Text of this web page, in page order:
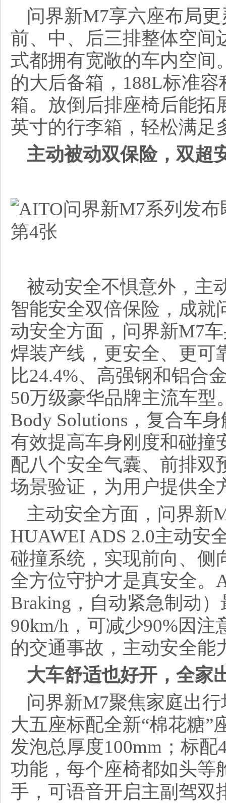
问界新M7享六座布局
前、中、后三排整体空间
式都拥有宽敞的车内空间
的大后备箱，188L标准
箱。放倒后排座椅后能拓
英寸的行李箱，轻松满足
主动被动双保险，双超
被动安全不惧意外，主
智能安全双倍保险，成就
动安全方面，问界新M7
焊装产线，更安全、更可
比24.4%、高强钢和铝合
50万级豪华品牌主流车型
Body Solutions，复合车
有效提高车身刚度和碰撞
配八个安全气囊、前排双
场景验证，为用户提供全
主动安全方面，问界新
HUAWEI ADS 2.0主动安
碰撞系统，实现前向、侧
全方位守护才是真安全。
Braking ，自动紧急制动
90km/h，可减少90%因
的交通事故，主动安全能
大车舒适也好开，全家
问界新M7聚焦家庭出
大五座标配全新“棉花糖”
发泡总厚度100mm；标
功能，每个座椅都如头等
手，可语音开启主副驾双